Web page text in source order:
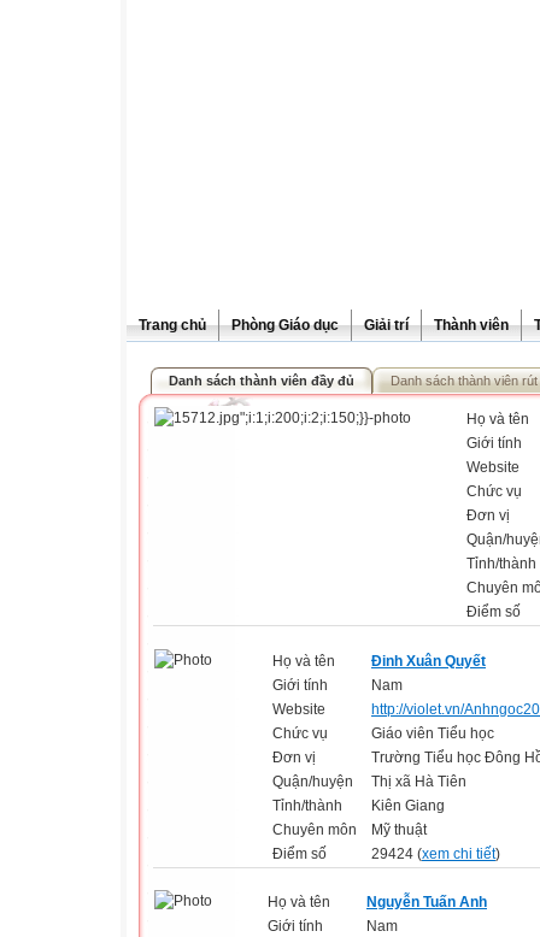
Trang chủ Phòng Giáo dục Giải trí Thành viên
Danh sách thành viên đầy đủ Danh sách thành viên rút
Họ và tên
Giới tính
Website
Chức vụ
Đơn vị
Quận/
Tỉnh/thành
Chuyên
Điểm số
Họ và tên
Đinh Xuân Quyết
Giới tính
Nam
Website
http://violet.vn/
Chức vụ
Giáo viên Tiểu học
Đơn vị
Trường Tiểu học Đông
Quận/huyện
Thị xã Hà Tiên
Tỉnh/thành
Kiên Giang
Chuyên môn
Mỹ thuật
Điểm số
29424 (xem chi tiết)
Họ và tên
Nguyễn Tuấn Anh
Giới tính
Nam